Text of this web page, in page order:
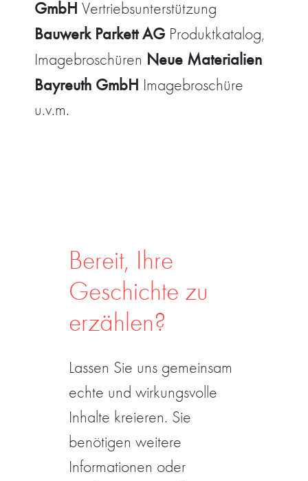
GmbH Vertriebsunterstützung
Bauwerk Parkett AG Produktkatalog,
Imagebroschüren Neue Materialien
Bayreuth GmbH Imagebroschüre
u.v.m.
Bereit, Ihre
Geschichte zu
erzählen?
Lassen Sie uns gemeinsam
echte und wirkungsvolle
Inhalte kreieren. Sie
benötigen weitere
Informationen oder